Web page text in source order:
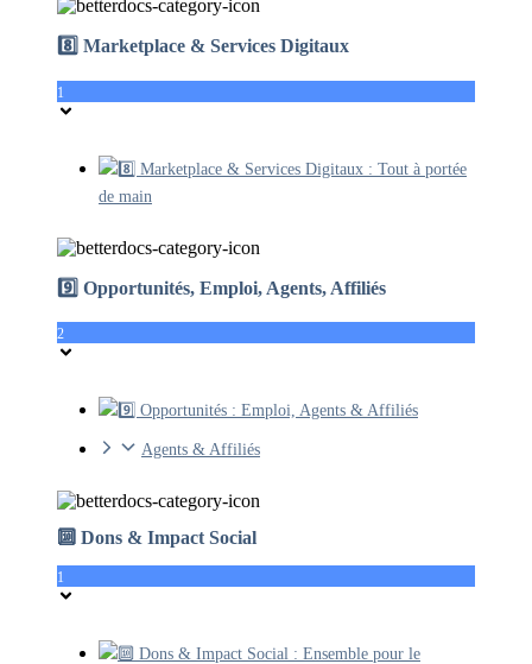
8️⃣ Marketplace & Services Digitaux
1
8️⃣ Marketplace & Services Digitaux : Tout à portée
de main
9️⃣ Opportunités, Emploi, Agents, Affiliés
2
9️⃣ Opportunités : Emploi, Agents & Affiliés
Agents & Affiliés
🔟 Dons & Impact Social
1
🔟 Dons & Impact Social : Ensemble pour le